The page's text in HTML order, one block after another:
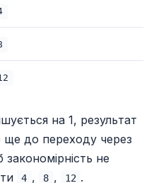
на 1, результат
ще до переходу через
не
4 , 8 , 12 .